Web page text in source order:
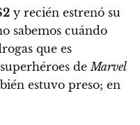
y recién estrenó su
sabemos cuándo
que es
deMarvel
estuvo preso; en